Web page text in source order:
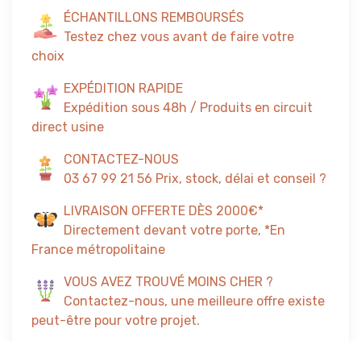
ÉCHANTILLONS REMBOURSÉS
Testez chez vous avant de faire votre
choix
EXPÉDITION RAPIDE
Expédition sous 48h / Produits en circuit
direct usine
CONTACTEZ-NOUS
03 67 99 21 56 Prix, stock, délai et conseil ?
LIVRAISON OFFERTE DÈS 2000€*
Directement devant votre porte, *En
France métropolitaine
VOUS AVEZ TROUVÉ MOINS CHER ?
Contactez-nous, une meilleure offre existe
peut-être pour votre projet.